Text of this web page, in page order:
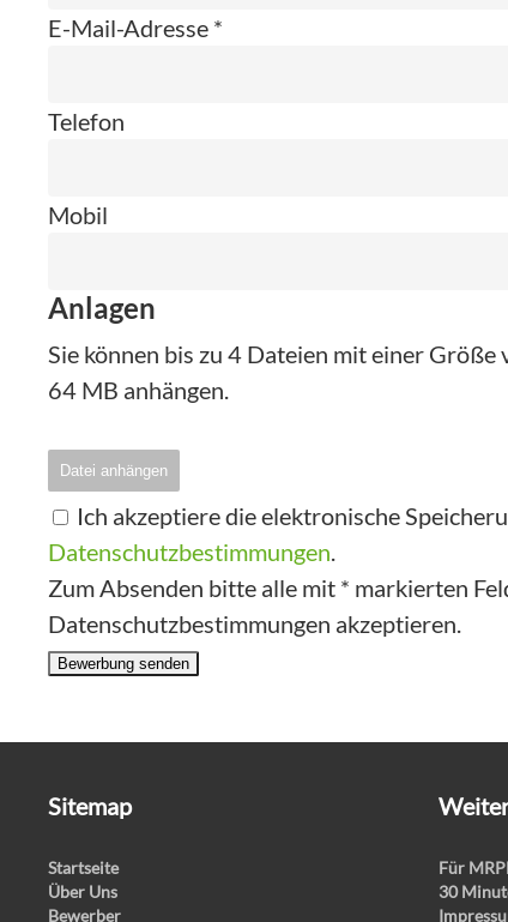
E-Mail-Adresse *
Telefon
Mobil
Anlagen
Sie können bis zu 4 Dateien mit einer
64 MB anhängen.
Datei anhängen
Ich akzeptiere die elektronische
Datenschutzbestimmungen.
Zum Absenden bitte alle mit * markierten
Datenschutzbestimmungen akzeptieren.
Bewerbung senden
Sitemap
Startseite
Über Uns
Bewerber
Für
30